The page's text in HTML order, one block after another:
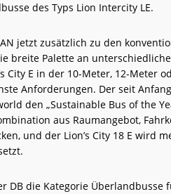
des Typs Lion Intercity LE.
jetzt zusätzlich zu den
breite Palette an
City E in der 10-Meter, 12-Meter
Anforderungen. Der seit
den „Sustainable Bus of the
aus Raumangebot,
und der Lion’s City 18 E wird
DB die Kategorie Überlandbusse